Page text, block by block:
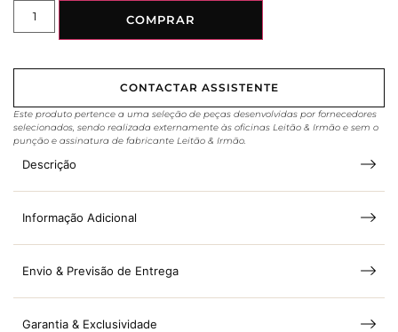
COMPRAR
CONTACTAR ASSISTENTE
Este produto pertence a uma seleção de peças desenvolvidas por fornecedores
selecionados, sendo realizada externamente às oficinas Leitão & Irmão e sem o
punção e assinatura de fabricante Leitão & Irmão.
Descrição
Informação Adicional
Envio & Previsão de Entrega
Garantia & Exclusividade